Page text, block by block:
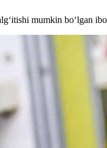
mumkin bo‘lgan